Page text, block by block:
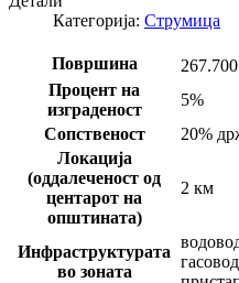
Категорија: Струмица
Површина
Процент на
изграденост
5%
Сопственост
20%
Локација
(оддалеченост од
центарот на
општината)
2 км
Инфраструктурата
во зоната